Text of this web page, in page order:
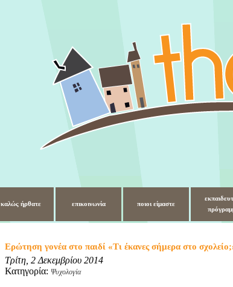
καλώς ήρθατε επικοινωνία ποιοι είμαστε
Ερώτηση γονέα στο παιδί «Τι έκανες σήμερα στο
Τρίτη, 2 Δεκεμβρίου 2014
Κατηγορία: Ψυχολογία